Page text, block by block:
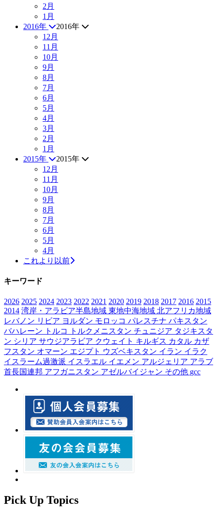
2月
1月
2016年
2016年
12月
11月
10月
9月
8月
7月
6月
5月
4月
3月
2月
1月
2015年
2015年
12月
11月
10月
9月
8月
7月
6月
5月
4月
これより以前
キーワード
2026 2025 2024 2023 2022 2021 2020 2019 2018 2017 2016 2015
2014 湾岸・アラビア半島地域 東地中海地域 北アフリカ地域
レバノン リビア ヨルダン モロッコ パレスチナ パキスタン
バハレーン
トルコ トルクメニスタン チュニジア タジキスタ
ン シリア サウジアラビア クウェイト キルギス カタル カザ
フスタン オマーン エジプト ウズベキスタン イラン イラク
イスラーム過激派 イスラエル イエメン アルジェリア アラブ
首長国連邦 アフガニスタン アゼルバイジャン その他 gcc
Pick Up Topics